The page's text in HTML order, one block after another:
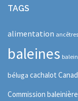
TAGS
alimentation ancêtres
baleines
béluga cachalot
Commission